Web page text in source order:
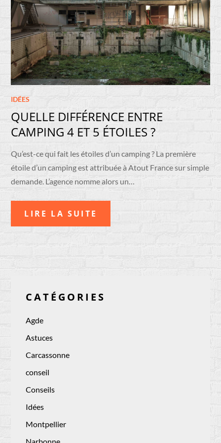
IDÉES
QUELLE DIFFÉRENCE ENTRE
CAMPING 4 ET 5 ÉTOILES ?
Qu’est-ce qui fait les étoiles d’un camping ? La première
étoile d’un camping est attribuée à Atout France sur simple
demande. L’agence nomme alors un…
LIRE LA SUITE
CATÉGORIES
Agde
Astuces
Carcassonne
conseil
Conseils
Idées
Montpellier